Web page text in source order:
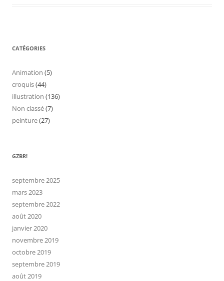
CATÉGORIES
Animation (5)
croquis(44)
illustration (136)
Non classé(7)
peinture(27)
GZBR!
septembre 2025
mars 2023
septembre 2022
août 2020
janvier 2020
novembre 2019
octobre 2019
septembre 2019
août 2019